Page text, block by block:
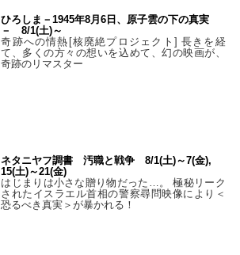
ひろしま－1945年8月6日、原子雲の下の真実
－ 8/1(土)～
奇跡への情熱[核廃絶プロジェクト] 長きを経
て、多くの方々の想いを込めて、幻の映画が、
奇跡のリマスター
ネタニヤフ調書 汚職と戦争 8/1(土)～7(金),
15(土)～21(金)
はじまりは小さな贈り物だった…。 極秘リーク
されたイスラエル首相の警察尋問映像により＜
恐るべき真実＞が暴かれる！